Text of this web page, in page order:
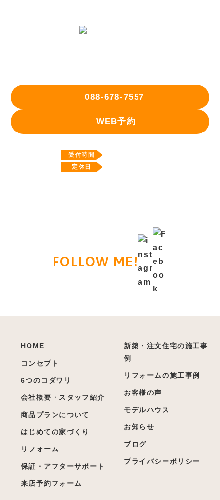
088-678-7557
WEB予約
受付時間
定休日
FOLLOW ME!
HOME
コンセプト
6つのコダワリ
会社概要・スタッフ紹介
商品プランについて
はじめての家づくり
リフォーム
保証・アフターサポート
来店予約フォーム
新築・注文住宅の施工事
例
リフォームの施工事例
お客様の声
モデルハウス
お知らせ
ブログ
プライバシーポリシー